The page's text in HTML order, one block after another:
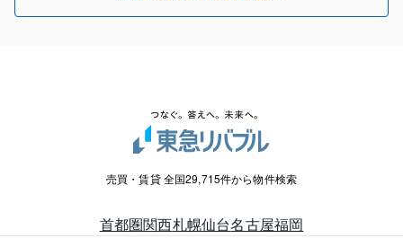
売買・賃貸 全国29,715件から物件検索
首都圏関西札幌仙台名古屋福岡